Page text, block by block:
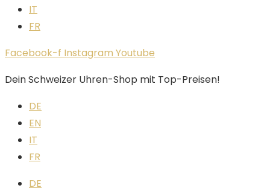
IT
FR
Facebook-f Instagram Youtube
Dein Schweizer Uhren-Shop mit Top-Preisen!
DE
EN
IT
FR
DE